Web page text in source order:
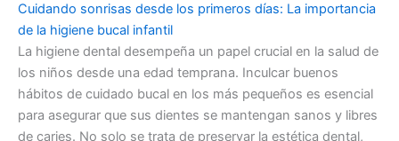
Cuidando sonrisas desde los primeros días: La importancia
de la higiene bucal infantil
La higiene dental desempeña un papel crucial en la salud de
los niños desde una edad temprana. Inculcar buenos
hábitos de cuidado bucal en los más pequeños es esencial
para asegurar que sus dientes se mantengan sanos y libres
de caries. No solo se trata de preservar la estética dental,